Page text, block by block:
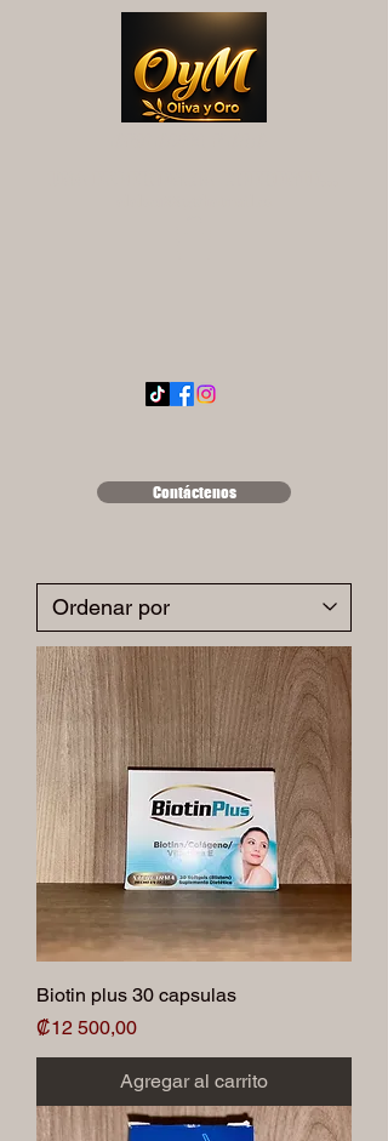
Contáctenos
Biotin plus 30 capsulas
Precio
₡12 500,00
Agregar al carrito